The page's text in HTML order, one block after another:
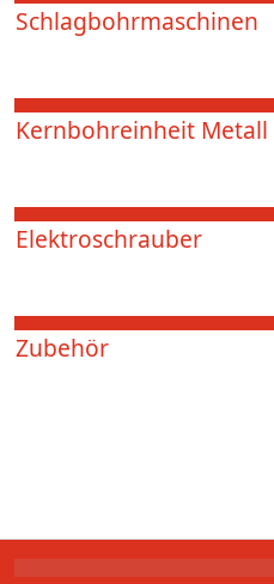
Schlagbohrmaschinen
Kernbohreinheit Metall
Elektroschrauber
Zubehör